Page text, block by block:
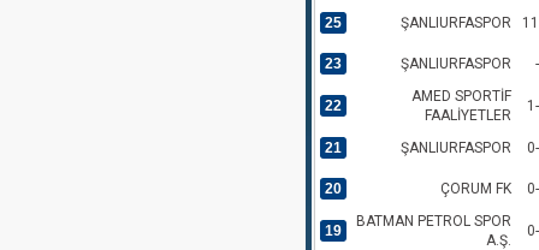
25 ŞANLIURFASPOR
23 ŞANLIURFASPOR -
22
AMED SPORTİF
FAALİYETLER
21 ŞANLIURFASPOR
20 ÇORUM FK
19
BATMAN PETROL SPOR
A.Ş.